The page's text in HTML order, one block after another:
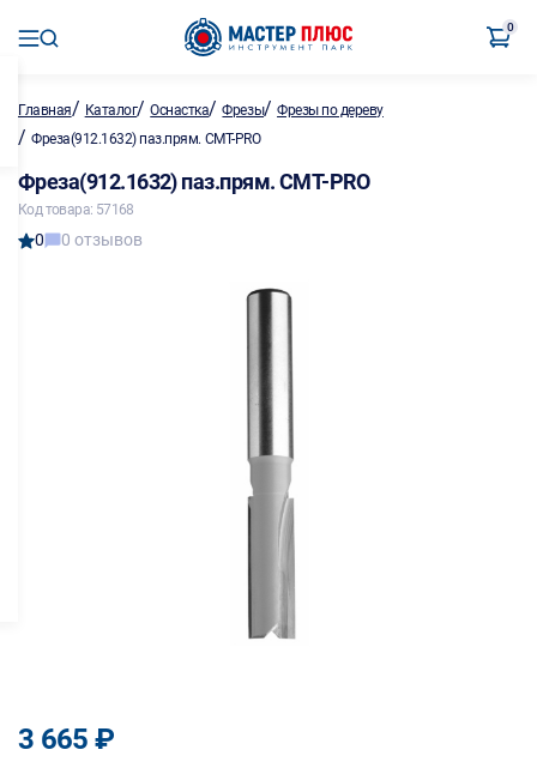
0
Главная/ Каталог/Оснастка/Фрезы/Фрезы по дереву
/ Фреза(912.1632) паз.прям. CMT-PRO
Фреза(912.1632) паз.прям. CMT-PRO
Код товара: 57168
0 0 отзывов
3 665 ₽